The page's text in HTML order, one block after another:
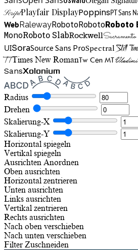
ScriptPlayfair DisplayPoppinsPT Sans
WebRalewayRobotoRobotoRoboto
MonoRoboto SlabRockwell
UISoraSource Sans ProSpectralStill
TTTimes New RomanTw Cen MT
SansXolonium
Radius
Drehen
Skalierung-X
Skalierung-Y
Horizontal spiegeln
Vertikal spiegeln
Ausrichten Anordnen
Oben ausrichten
Horizontal zentrieren
Unten ausrichten
Links ausrichten
Vertikal zentrieren
Rechts ausrichten
Nach oben verschieben
Nach unten verschieben
Filter Zuschneiden